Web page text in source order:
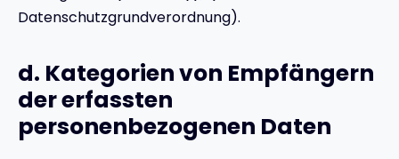
Datenschutzgrundverordnung).
d. Kategorien von Empfängern
der erfassten
personenbezogenen Daten